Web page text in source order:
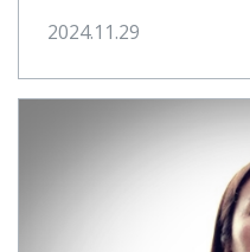
2024.11.29